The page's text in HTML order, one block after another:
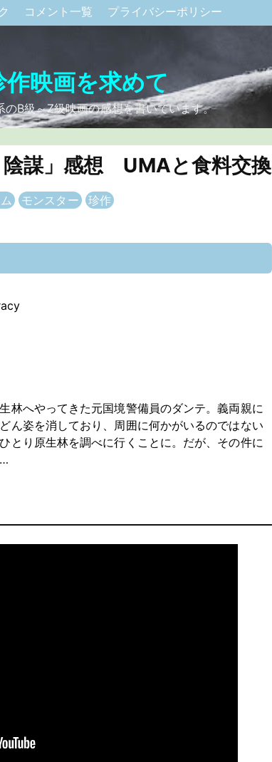
コメント一覧 プライバシーポリシー
映画を求めて
B級～Z級映画の感想を書いています。
陰謀」感想 UMAと食料交換
モンスター 珍作
林へやってきた元国境警備員のダンテ。義両親に
ん姿を消しており、周囲に何かがいるのではない
とり原生林を調べに行くことに。だが、その件に